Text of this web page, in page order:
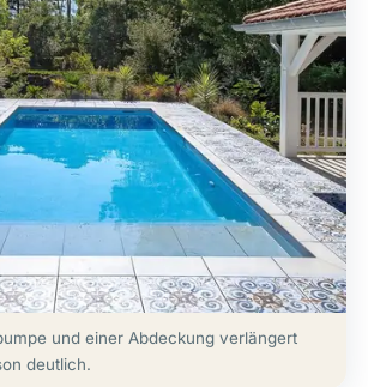
und einer Abdeckung verlängert
deutlich.